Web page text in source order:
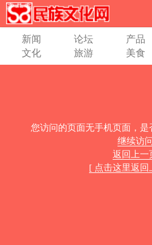
新闻 论坛 产品
文化
旅游 美食
您访问的页面无手机页面，是
继续访问
返回上一
[ 点击这里返回